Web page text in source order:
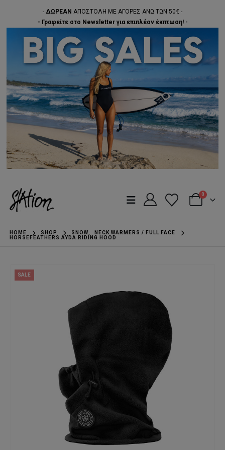
- ΔΩΡΕΑΝ ΑΠΟΣΤΟΛΗ ΜΕ ΑΓΟΡΕΣ ΑΝΩ ΤΩΝ 50€ -
- Γραφείτε στο Newsletter για επιπλέον έκπτωση! -
0
HOME SHOP SNOW,
NECK WARMERS / FULL FACE
HORSEFEATHERS AYDA RIDING HOOD
SALE